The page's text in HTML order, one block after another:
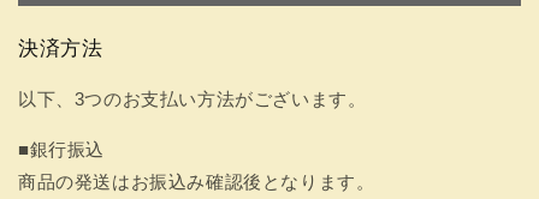
決済方法
以下、3つのお支払い方法がございます。
■銀行振込
商品の発送はお振込み確認後となります。